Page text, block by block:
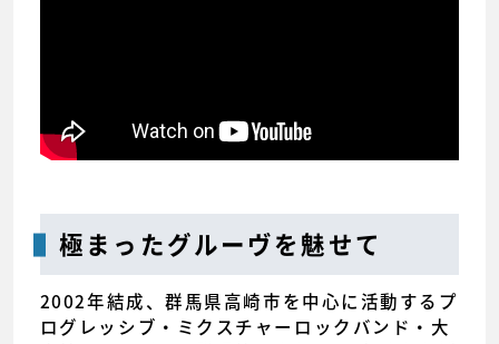
極まったグルーヴを魅せて
2002年結成、群馬県高崎市を中心に活動するプ
ログレッシブ・ミクスチャーロックバンド・大